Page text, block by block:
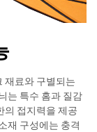
재료와 구별되는
는 특수 홈과 질감
의 접지력을 제공
재 구성에는 충격